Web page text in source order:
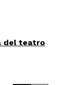
del teatro